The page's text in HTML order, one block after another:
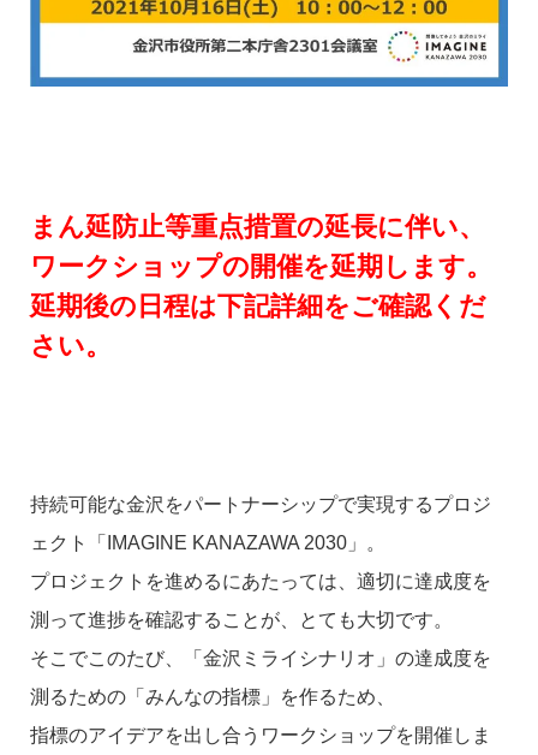
まん延防止等重点措置の延長に伴い、
ワークショップの開催を延期します。
延期後の日程は下記詳細をご確認くだ
さい。
持続可能な金沢をパートナーシップで実現するプロジ
ェクト「IMAGINE KANAZAWA 2030」。
プロジェクトを進めるにあたっては、適切に達成度を
測って進捗を確認することが、とても大切です。
そこでこのたび、「金沢ミライシナリオ」の達成度を
測るための「みんなの指標」を作るため、
指標のアイデアを出し合うワークショップを開催しま